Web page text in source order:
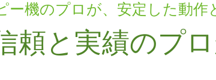
ー機のプロが、安定した動作
頼と実績のプ